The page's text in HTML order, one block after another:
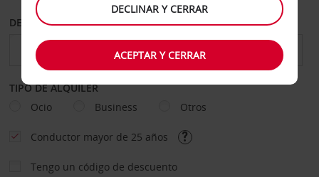
DESDE HASTA
TIPO DE ALQUILER
Ocio
Business Otros
Conductor mayor de 25 años
Tengo un código de descuento
DECLINAR Y CERRAR
ACEPTAR Y CERRAR